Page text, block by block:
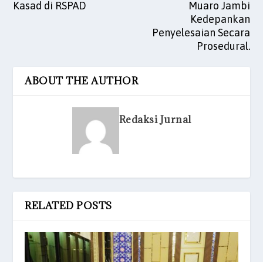
Kasad di RSPAD
Muaro Jambi
Kedepankan
Penyelesaian Secara
Prosedural.
ABOUT THE AUTHOR
Redaksi Jurnal
RELATED POSTS